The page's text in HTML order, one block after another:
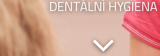
DENTÁLNÍ HYGIENA